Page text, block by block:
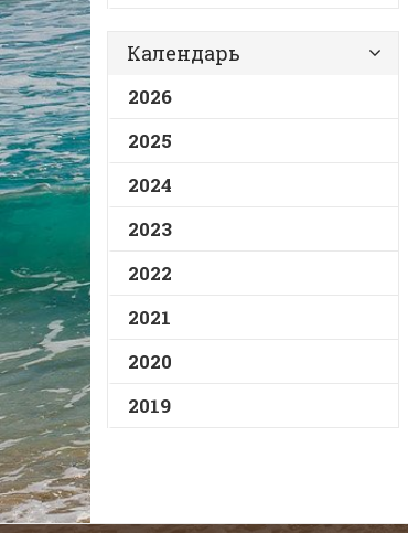
Календарь
2026
2025
2024
2023
2022
2021
2020
2019